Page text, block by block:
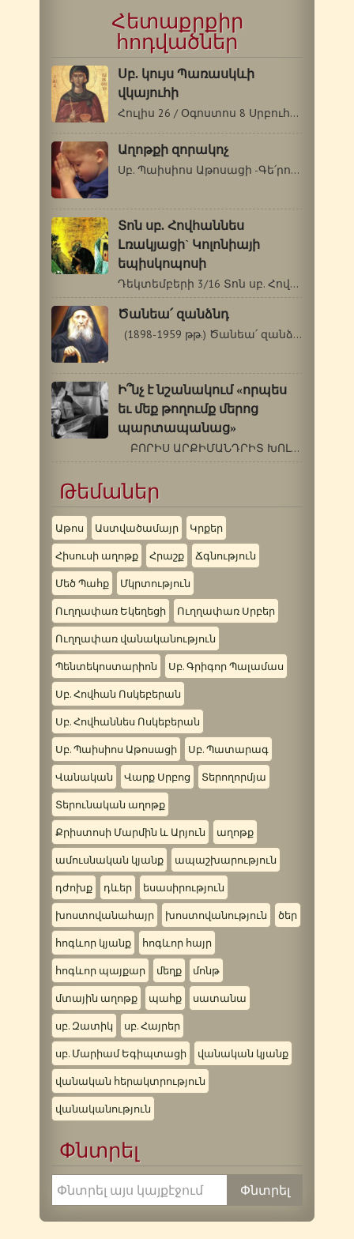
Հետաքրքիր
հոդվածներ
Սբ. կույս Պառասկևի
վկայուհի
Հուլիս 26 / Օգոստոս 8 Սրբուհի Պառասկևին…
Աղոթքի զորակոչ
Սբ. Պաիսիոս Աթոսացի -Գե՛րոնդա, կլինի՞…
Տոն սբ. Հովհաննես
Լռակյացի` Կոլոնիայի
եպիսկոպոսի
Դեկտեմբերի 3/16 Տոն սբ. Հովհաննես Լռակյացի`…
Ծանեա՛ զանձնդ
(1898-1959 թթ.) Ծանեա՛ զանձնդ … «Ծանեա՛…
Ի՞նչ է նշանակում «որպես
եւ մեք թողումք մերոց
պարտապանաց»
ԲՈՐԻՍ ԱՐՔԻՄԱՆԴՐԻՏ ԽՈԼՉԵՎ (1895-1971…
Թեմաներ
Աթոս Աստվածամայր Կրքեր
Հիսուսի աղոթք Հրաշք Ճգնություն
Մեծ Պահք Մկրտություն
Ուղղափառ Եկեղեցի Ուղղափառ Սրբեր
Ուղղափառ վանականություն
Պենտեկոստարիոն Սբ. Գրիգոր Պալամաս
Սբ. Հովհան Ոսկեբերան
Սբ. Հովհաննես Ոսկեբերան
Սբ. Պաիսիոս Աթոսացի Սբ. Պատարագ
Վանական Վարք Սրբոց Տերողորմյա
Տերունական աղոթք
Քրիստոսի Մարմին և Արյուն աղոթք
ամուսնական կյանք ապաշխարություն
դժոխք դևեր եսասիրություն
խոստովանահայր խոստովանություն ծեր
հոգևոր կյանք հոգևոր հայր
հոգևոր պայքար մեղք մոնթ
մտային աղոթք պահք սատանա
սբ. Զատիկ սբ. Հայրեր
սբ. Մարիամ Եգիպտացի վանական կյանք
վանական հերակտրություն
վանականություն
Փնտրել